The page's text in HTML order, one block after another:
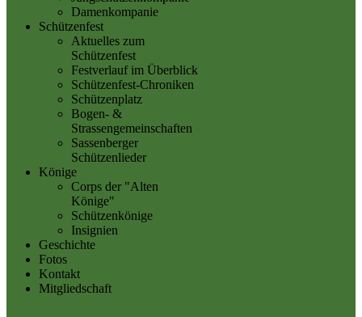
Damenkompanie
Schützenfest
Aktuelles zum
Schützenfest
Festverlauf im Überblick
Schützenfest-Chroniken
Schützenplatz
Bogen- &
Strassengemeinschaften
Sassenberger
Schützenlieder
Könige
Corps der "Alten
Könige"
Schützenkönige
Insignien
Geschichte
Fotos
Kontakt
Mitgliedschaft